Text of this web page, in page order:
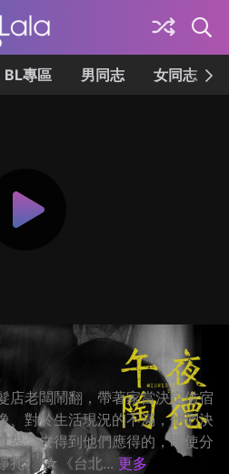
BL專區 男同志 女同志
店老闆鬧翻，帶著家當決定借宿
、對於生活現況的不滿，他們決
界、去得到他們應得的，即使分
扎。 ☆《台北... 更多